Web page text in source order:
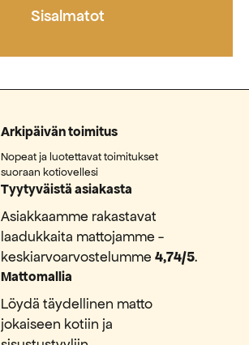
Sisalmatot
Arkipäivän toimitus
Nopeat ja luotettavat toimitukset
suoraan kotiovellesi
Tyytyväistä asiakasta
Asiakkaamme rakastavat
laadukkaita mattojamme -
keskiarvoarvostelumme4,74/5.
Mattomallia
Löydä täydellinen matto
jokaiseen kotiin ja